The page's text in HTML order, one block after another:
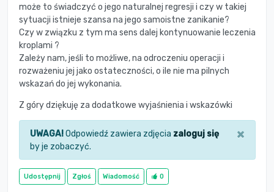
może to świadczyć o jego naturalnej regresji i czy w takiej
sytuacji istnieje szansa na jego samoistne zanikanie?
Czy w związku z tym ma sens dalej kontynuowanie leczenia
kroplami ?
Zależy nam, jeśli to możliwe, na odroczeniu operacji i
rozważeniu jej jako ostateczności, o ile nie ma pilnych
wskazań do jej wykonania.
Z góry dziękuję za dodatkowe wyjaśnienia i wskazówki
UWAGA!Odpowiedź zawiera zdjęcia zaloguj się
by je zobaczyć.
×
Udostępnij Zgłoś Wiadomość 0